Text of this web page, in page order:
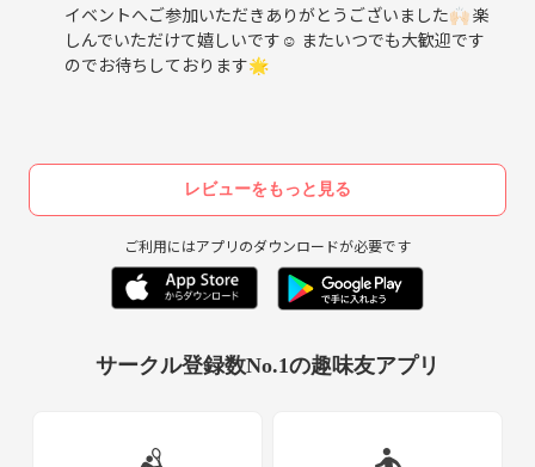
イベントへご参加いただきありがとうございました🙌🏻 楽
しんでいただけて嬉しいです☺️ またいつでも大歓迎です
のでお待ちしております🌟
レビューをもっと見る
ご利用にはアプリのダウンロードが必要です
サークル登録数No.1の趣味友アプリ